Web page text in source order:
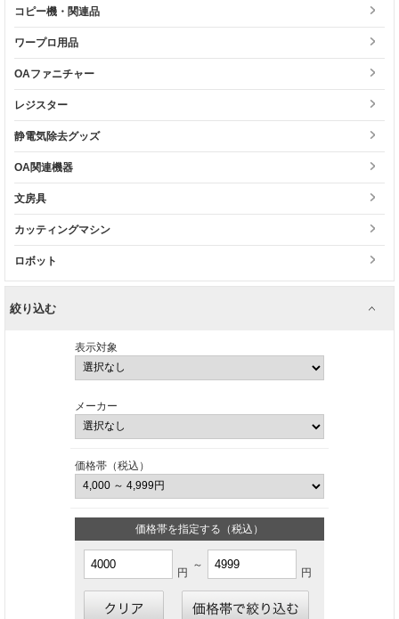
コピー機・関連品
ワープロ用品
OAファニチャー
レジスター
静電気除去グッズ
OA関連機器
文房具
カッティングマシン
ロボット
絞り込む
表示対象
メーカー
価格帯（税込）
価格帯を指定する（税込）
円
～
円